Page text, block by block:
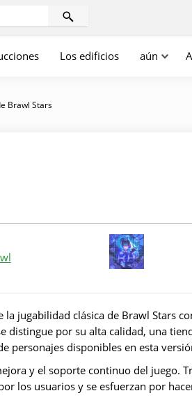
Los edificios aún
Brawl Stars
jugabilidad clásica de Brawl Stars
distingue por su alta calidad, una
personajes disponibles en esta
y el soporte continuo del juego.
los usuarios y se esfuerzan por